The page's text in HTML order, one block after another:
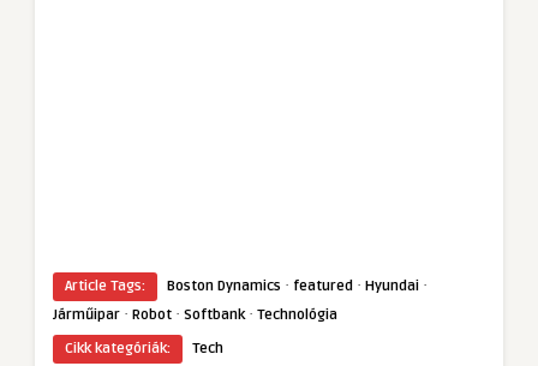
Article Tags: Boston Dynamics · featured · Hyundai ·
Járműipar · Robot · Softbank· Technológia
Cikk kategóriák:
Tech